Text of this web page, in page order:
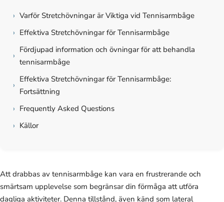
› Varför Stretchövningar är Viktiga vid Tennisarmbåge
› Effektiva Stretchövningar för Tennisarmbåge
›
Fördjupad information och övningar för att behandla
tennisarmbåge
›
Effektiva Stretchövningar för Tennisarmbåge:
Fortsättning
› Frequently Asked Questions
› Källor
Att drabbas av tennisarmbåge kan vara en frustrerande och
smärtsam upplevelse som begränsar din förmåga att utföra
dagliga aktiviteter. Denna tillstånd, även känd som lateral